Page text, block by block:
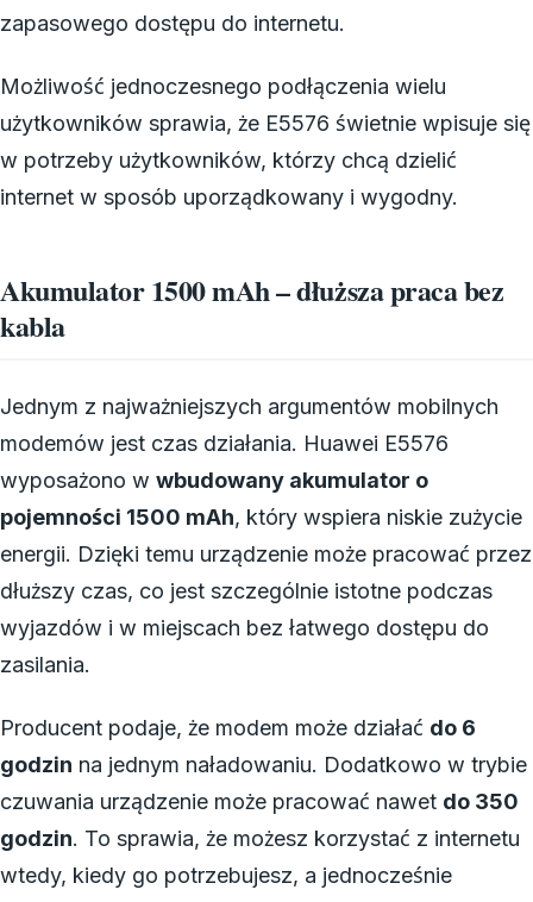
zapasowego dostępu do internetu.
Możliwość jednoczesnego podłączenia wielu
użytkowników sprawia, że E5576 świetnie wpisuje się
w potrzeby użytkowników, którzy chcą dzielić
internet w sposób uporządkowany i wygodny.
Akumulator 1500 mAh – dłuższa praca bez
kabla
Jednym z najważniejszych argumentów mobilnych
modemów jest czas działania. Huawei E5576
wyposażono w wbudowany akumulator o
pojemności 1500 mAh, który wspiera niskie zużycie
energii. Dzięki temu urządzenie może pracować przez
dłuższy czas, co jest szczególnie istotne podczas
wyjazdów i w miejscach bez łatwego dostępu do
zasilania.
Producent podaje, że modem może działać do 6
godzin na jednym naładowaniu. Dodatkowo w trybie
czuwania urządzenie może pracować nawet do 350
godzin. To sprawia, że możesz korzystać z internetu
wtedy, kiedy go potrzebujesz, a jednocześnie